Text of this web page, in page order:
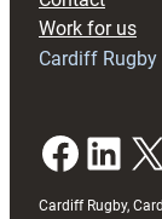
Work for us
Cardiff
Facebook LinkedIn X
Cardiff Rugby,